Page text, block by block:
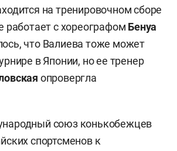
на тренировочном сборе
работает с хореографом Бенуа
что Валиева тоже может
в Японии, но ее тренер
опровергла
союз конькобежцев
спортсменов к